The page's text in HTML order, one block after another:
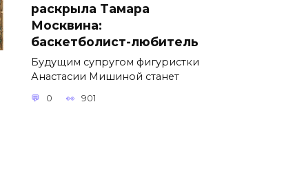
раскрыла Тамара
Москвина:
баскетболист-любитель
Будущим супругом фигуристки
Анастасии Мишиной станет
0 901